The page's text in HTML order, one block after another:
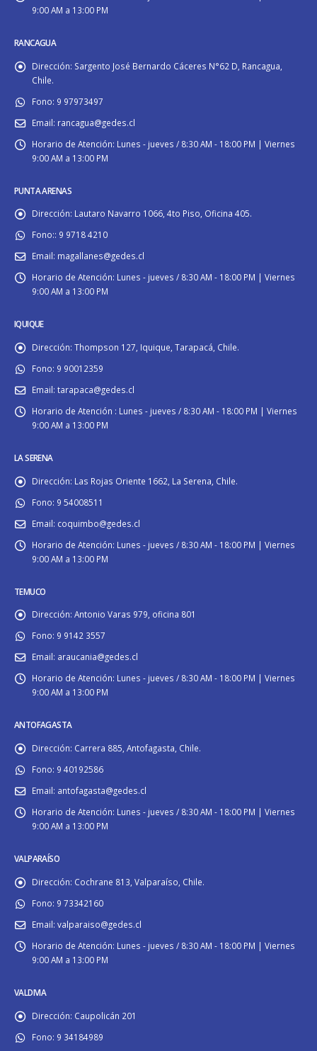
9:00 AM a 13:00 PM
RANCAGUA
Dirección: Sargento José Bernardo Cáceres N°62 D, Rancagua,
Chile.
Fono: 9 97973497
Email: rancagua@gedes.cl
Horario de Atención: Lunes - jueves / 8:30 AM - 18:00 PM | Viernes
9:00 AM a 13:00 PM
PUNTA ARENAS
Dirección: Lautaro Navarro 1066, 4to Piso, Oficina 405.
Fono:: 9 9718 4210
Email: magallanes@gedes.cl
Horario de Atención: Lunes - jueves / 8:30 AM - 18:00 PM | Viernes
9:00 AM a 13:00 PM
IQUIQUE
Dirección: Thompson 127, Iquique, Tarapacá, Chile.
Fono: 9 90012359
Email: tarapaca@gedes.cl
Horario de Atención : Lunes - jueves / 8:30 AM - 18:00 PM | Viernes
9:00 AM a 13:00 PM
LA SERENA
Dirección: Las Rojas Oriente 1662, La Serena, Chile.
Fono: 9 54008511
Email: coquimbo@gedes.cl
Horario de Atención: Lunes - jueves / 8:30 AM - 18:00 PM | Viernes
9:00 AM a 13:00 PM
TEMUCO
Dirección: Antonio Varas 979, oficina 801
Fono: 9 9142 3557
Email: araucania@gedes.cl
Horario de Atención: Lunes - jueves / 8:30 AM - 18:00 PM | Viernes
9:00 AM a 13:00 PM
ANTOFAGASTA
Dirección: Carrera 885, Antofagasta, Chile.
Fono: 9 40192586
Email: antofagasta@gedes.cl
Horario de Atención: Lunes - jueves / 8:30 AM - 18:00 PM | Viernes
9:00 AM a 13:00 PM
VALPARAÍSO
Dirección: Cochrane 813, Valparaíso, Chile.
Fono: 9 73342160
Email: valparaiso@gedes.cl
Horario de Atención: Lunes - jueves / 8:30 AM - 18:00 PM | Viernes
9:00 AM a 13:00 PM
VALDIVIA
Dirección: Caupolicán 201
Fono: 9 34184989